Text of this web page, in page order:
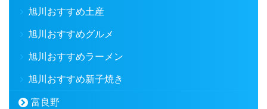
旭川おすすめ土産
旭川おすすめグルメ
旭川おすすめラーメン
旭川おすすめ新子焼き
富良野